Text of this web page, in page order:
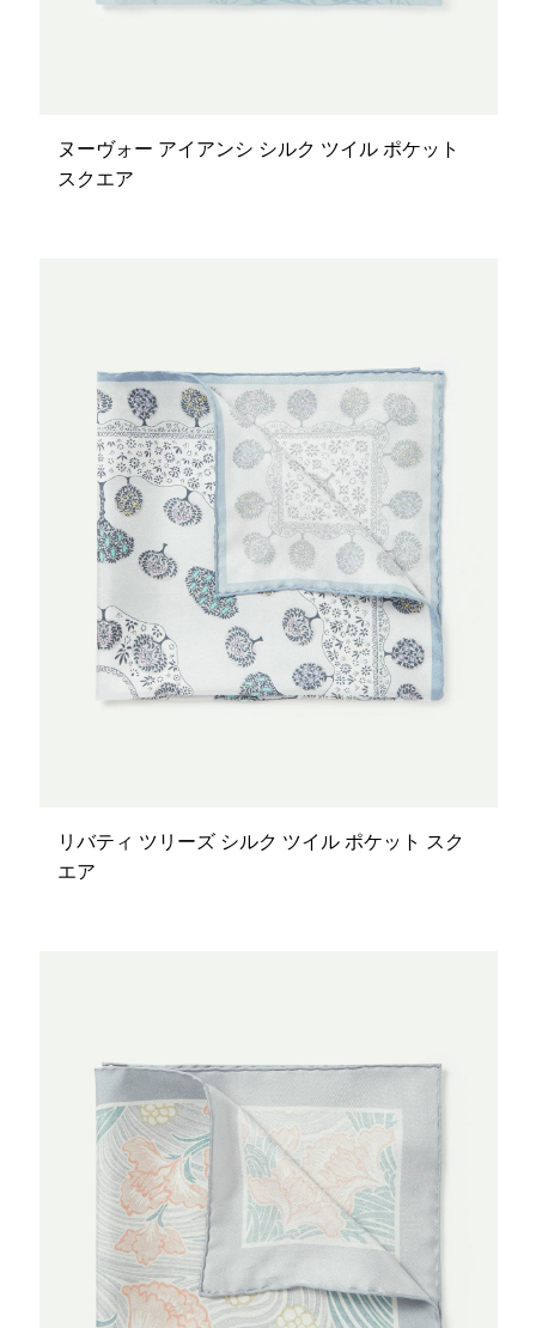
ヌーヴォー アイアンシ シルク ツイル ポケット
スクエア
リバティ ツリーズ シルク ツイル ポケット スク
エア